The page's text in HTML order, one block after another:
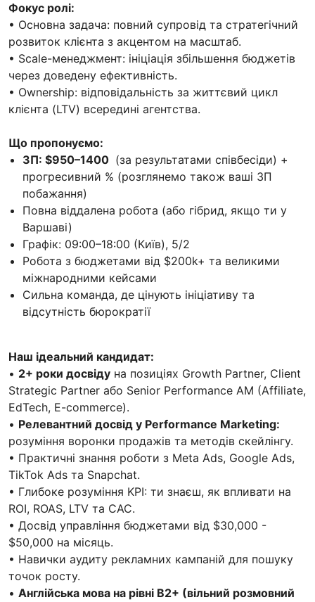
Фокус ролі:
• Основна задача: повний супровід та стратегічний
розвиток клієнта з акцентом на масштаб.
• Scale-менеджмент: ініціація збільшення бюджетів
через доведену ефективність.
• Ownership: відповідальність за життєвий цикл
клієнта (LTV) всередині агентства.
Що пропонуємо:
ЗП: $950–1400 (за результатами співбесіди) +
прогресивний % (розглянемо також ваші ЗП
побажання)
Повна віддалена робота (або гібрид, якщо ти у
Варшаві)
Графік: 09:00–18:00 (Київ), 5/2
Робота з бюджетами від $200k+ та великими
міжнародними кейсами
Сильна команда, де цінують ініціативу та
відсутність бюрократії
Наш ідеальний кандидат:
• 2+ роки досвіду на позиціях Growth Partner, Client
Strategic Partner або Senior Performance AM (Affiliate,
EdTech, E-commerce).
• Релевантний досвід у Performance Marketing:
розуміння воронки продажів та методів скейлінгу.
• Практичні знання роботи з Meta Ads, Google Ads,
TikTok Ads та Snapchat.
• Глибоке розуміння KPI: ти знаєш, як впливати на
ROI, ROAS, LTV та CAC.
• Досвід управління бюджетами від $30,000 -
$50,000 на місяць.
• Навички аудиту рекламних кампаній для пошуку
точок росту.
• Англійська мова на рівні B2+ (вільний розмовний